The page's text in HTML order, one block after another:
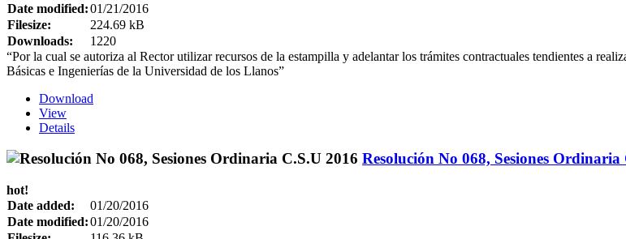
Date modified:01/21/2016
Filesize:
224.69 kB
Downloads:
1220
“Por la cual se autoriza al Rector utilizar recursos de la estampilla y adelantar los trámites contractuales tendientes a
Básicas e Ingenierías de la Universidad de los Llanos”
Download
View
Details
Resolución No 068, Sesiones Ordinaria
hot!
Date added:
01/20/2016
Date modified:01/20/2016